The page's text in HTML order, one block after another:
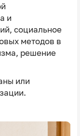
и
социальное
методов в
решение
или